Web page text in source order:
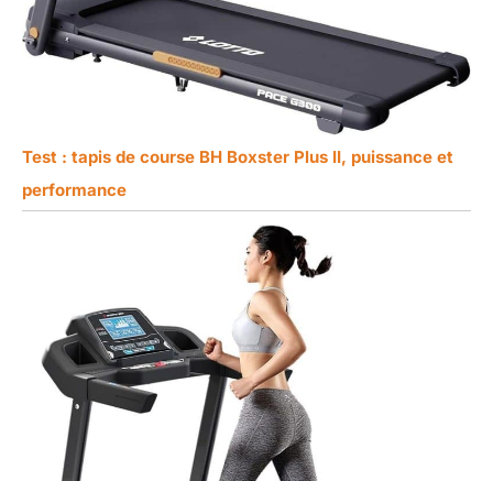
Test : tapis de course BH Boxster Plus II, puissance et
performance